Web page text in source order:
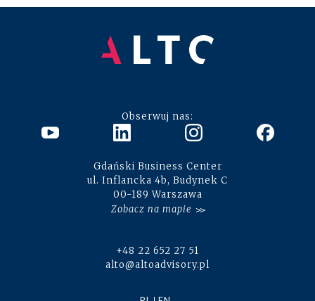
Obserwuj nas:
Gdański Business Center
ul. Inflancka 4b, Budynek C
00-189 Warszawa
Zobacz na mapie
+48 22 652 27 51
alto@altoadvisory.pl